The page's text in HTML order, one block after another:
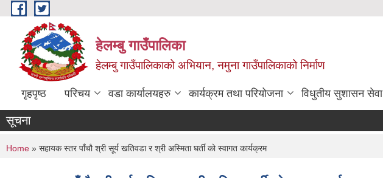
Skip to main content
हेलम्बु गाउँपालिका
हेलम्बु गाउँपालिकाको अभियान, नमुना गाउँपालिकाको निर्माण
गृहपृष्ठ परिचय वडा कार्यालयहरु कार्यक्रम तथा परियोजना विधुतीय सुशासन सेवा
सूचना
You are here
Home » सहायक स्तर पाँचौ श्री सूर्य खतिवडा र श्री अस्मिता घर्ती को स्वागत कार्यक्रम